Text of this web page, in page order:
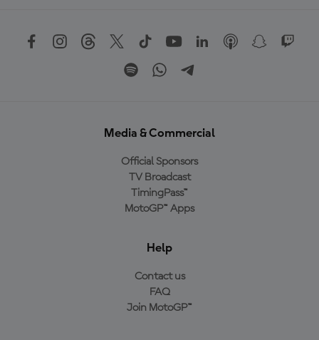
Media & Commercial
Official Sponsors
TV Broadcast
TimingPass™
MotoGP™ Apps
Help
Contact us
FAQ
Join MotoGP™